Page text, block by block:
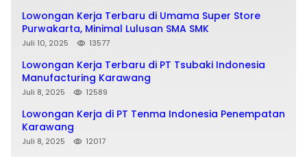
Lowongan Kerja Terbaru di Umama Super Store
Purwakarta, Minimal Lulusan SMA SMK
Juli 10, 2025 13577
Lowongan Kerja Terbaru di PT Tsubaki Indonesia
Manufacturing Karawang
Juli 8, 2025 12589
Lowongan Kerja di PT Tenma Indonesia Penempatan
Karawang
Juli 8, 2025 12017